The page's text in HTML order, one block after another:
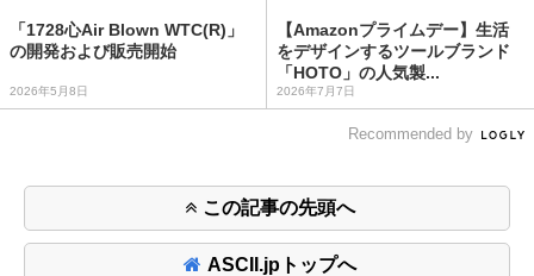
「1728心Air Blown WTC(R)」
の開発および販売開始
2026年5月8日
【Amazonプライムデー】生活
をデザインするツールブランド
「HOTO」の人気製...
2026年7月7日
Recommended by
この記事の先頭へ
ASCII.jpトップへ